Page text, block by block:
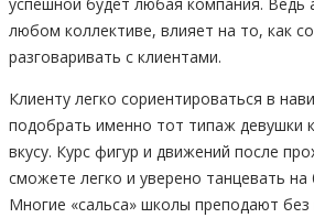
любом коллективе, влияет на то, как
разговаривать с клиентами.
Клиенту легко сориентироваться в
подобрать именно тот типаж девушки
вкусу. Курс фигур и движений после
сможете легко и уверено танцевать
Многие «сальса» школы преподают